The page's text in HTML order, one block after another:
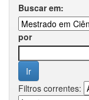
Buscar em:
por
Filtros correntes: